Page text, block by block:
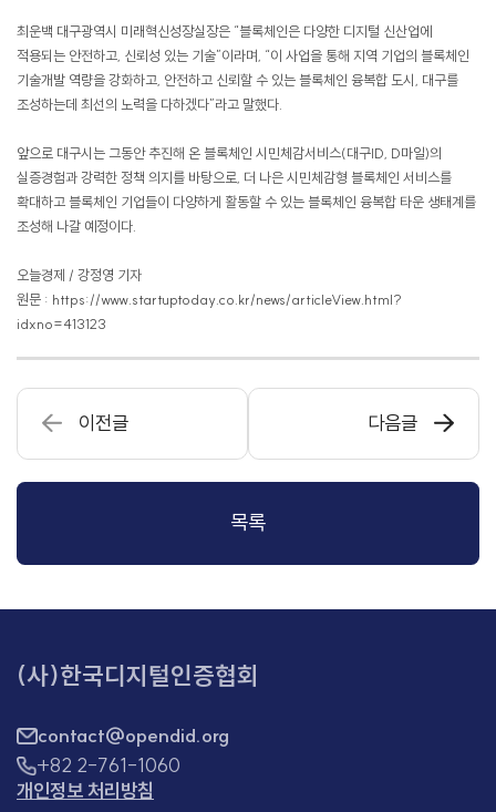
최운백 대구광역시 미래혁신성장실장은 “블록체인은 다양한 디지털 신산업에
적용되는 안전하고, 신뢰성 있는 기술”이라며, “이 사업을 통해 지역 기업의 블록체인
기술개발 역량을 강화하고, 안전하고 신뢰할 수 있는 블록체인 융복합 도시, 대구를
조성하는데 최선의 노력을 다하겠다”라고 말했다.
앞으로 대구시는 그동안 추진해 온 블록체인 시민체감서비스(대구ID, D마일)의
실증경험과 강력한 정책 의지를 바탕으로, 더 나은 시민체감형 블록체인 서비스를
확대하고 블록체인 기업들이 다양하게 활동할 수 있는 블록체인 융복합 타운 생태계를
조성해 나갈 예정이다.
오늘경제 / 강정영 기자
원문 : https://www.startuptoday.co.kr/news/articleView.html?
idxno=413123
이전글 다음글
목록
(사)한국디지털인증협회
contact@opendid.org
+82 2-761-1060
개인정보 처리방침